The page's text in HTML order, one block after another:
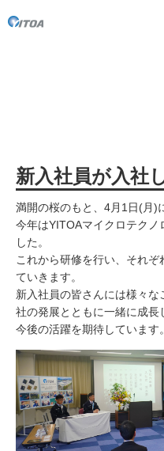
新入社員が入社
満開の桜のもと、4月1日(月)
今年はYITOAマイクロテクノ
した。
これから研修を行い、それ
ていきます。
新入社員の皆さんには様々
社の発展とともに一緒に成長
今後の活躍を期待しています。